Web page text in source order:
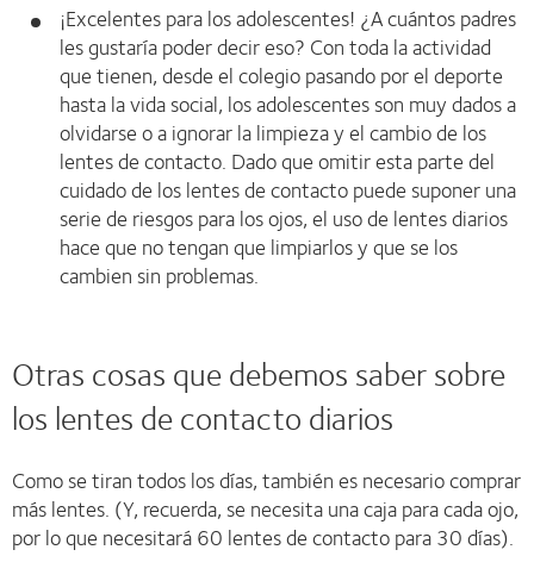
¡Excelentes para los adolescentes! ¿A cuántos padres
les gustaría poder decir eso? Con toda la actividad
que tienen, desde el colegio pasando por el deporte
hasta la vida social, los adolescentes son muy dados a
olvidarse o a ignorar la limpieza y el cambio de los
lentes de contacto. Dado que omitir esta parte del
cuidado de los lentes de contacto puede suponer una
serie de riesgos para los ojos, el uso de lentes diarios
hace que no tengan que limpiarlos y que se los
cambien sin problemas.
Otras cosas que debemos saber sobre
los lentes de contacto diarios
Como se tiran todos los días, también es necesario comprar
más lentes. (Y, recuerda, se necesita una caja para cada ojo,
por lo que necesitará 60 lentes de contacto para 30 días).